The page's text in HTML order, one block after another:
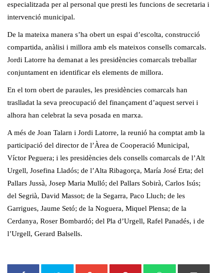
especialitzada per al personal que presti les funcions de secretaria i
intervenció municipal.
De la mateixa manera s’ha obert un espai d’escolta, construcció
compartida, anàlisi i millora amb els mateixos consells comarcals.
Jordi Latorre ha demanat a les presidències comarcals treballar
conjuntament en identificar els elements de millora.
En el torn obert de paraules, les presidències comarcals han
traslladat la seva preocupació del finançament d’aquest servei i
alhora han celebrat la seva posada en marxa.
A més de Joan Talarn i Jordi Latorre, la reunió ha comptat amb la
participació del director de l’Àrea de Cooperació Municipal,
Víctor Peguera; i les presidències dels consells comarcals de l’Alt
Urgell, Josefina Lladós; de l’Alta Ribagorça, María José Erta; del
Pallars Jussà, Josep Maria Mulló; del Pallars Sobirà, Carlos Isús;
del Segrià, David Massot; de la Segarra, Paco Lluch; de les
Garrigues, Jaume Setó; de la Noguera, Miquel Plensa; de la
Cerdanya, Roser Bombardó; del Pla d’Urgell, Rafel Panadés, i de
l’Urgell, Gerard Balsells.